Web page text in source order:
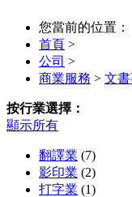
您當前的位置：
首頁 >
公司 >
商業服務 > 文
按行業選擇：
顯示所有
翻譯業 (7)
影印業 (2)
打字業 (1)